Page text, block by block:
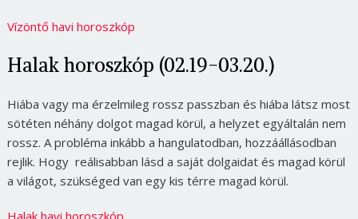
Vízöntő havi horoszkóp
Halak horoszkóp (02.19-03.20.)
Hiába vagy ma érzelmileg rossz passzban és hiába látsz most
sötéten néhány dolgot magad körül, a helyzet egyáltalán nem
rossz. A probléma inkább a hangulatodban, hozzáállásodban
rejlik. Hogy reálisabban lásd a saját dolgaidat és magad körül
a világot, szükséged van egy kis térre magad körül.
Halak havi horoszkóp